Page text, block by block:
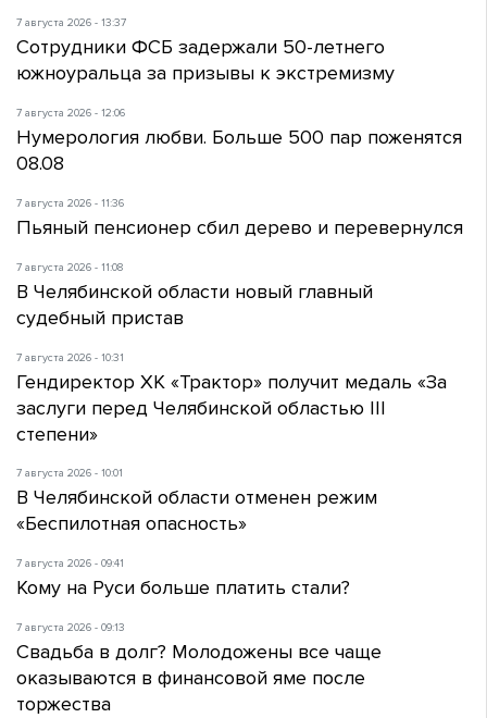
7 августа 2026 - 13:37
Сотрудники ФСБ задержали 50-летнего
южноуральца за призывы к экстремизму
7 августа 2026 - 12:06
Нумерология любви. Больше 500 пар поженятся
08.08
7 августа 2026 - 11:36
Пьяный пенсионер сбил дерево и перевернулся
7 августа 2026 - 11:08
В Челябинской области новый главный
судебный пристав
7 августа 2026 - 10:31
Гендиректор ХК «Трактор» получит медаль «За
заслуги перед Челябинской областью III
степени»
7 августа 2026 - 10:01
В Челябинской области отменен режим
«Беспилотная опасность»
7 августа 2026 - 09:41
Кому на Руси больше платить стали?
7 августа 2026 - 09:13
Свадьба в долг? Молодожены все чаще
оказываются в финансовой яме после
торжества